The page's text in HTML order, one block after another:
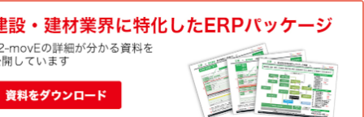
電話でのお問い合わせ
0120-188-022
平日9:00-18:00
資料請求
お問い合わせ